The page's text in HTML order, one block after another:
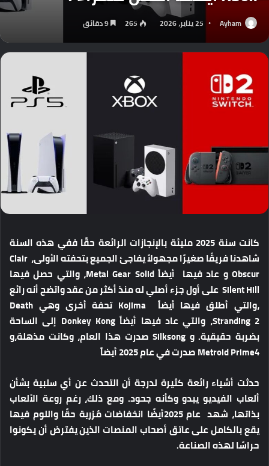
Ayham 25 يناير، 2026 265
كانت سنة 2025 مليئة بالإنجازات الرائعة حقًا ففي هذه السنة
شاهدنا فريقًا صغيرًا مجهولاً يفاجئ الجميع بتحفته الأولى، Clair
Obscur و عاد فيها أيضاً Metal Gear Solid، والتي حصل فيها
Silent Hill على أول جزء أصلي له منذ أكثر من عقد واتضح أنه رائع
،والتي أطلق فيها أيضاً Kojima تحفة أخرى وهي Death
Stranding 2، والتي عاد فيها أيضاً Donkey Kong إلى الساحة
بضربة حقيقية. و Silksong صدرت هذا العام، وكانت مذهلة،و
Metroid Prime4 صدرت في عام 2025 أيضاً
حدثت أشياء رائعة كثيرة لدرجة أن التحدث عن أي سلبية بشأن
ألعاب الفيديو يبدو وكأنه جحود. ومع ذلك، رغم روعة الألعاب
بذاتها، شهد عام 2025أيضًا انخفاضات مُزرية حقًا واللوم فيها
يقع بالكامل على عاتق أصحاب المنصات الذين يفترض أن يكونوا
حراسًا لهذه الصناعة.